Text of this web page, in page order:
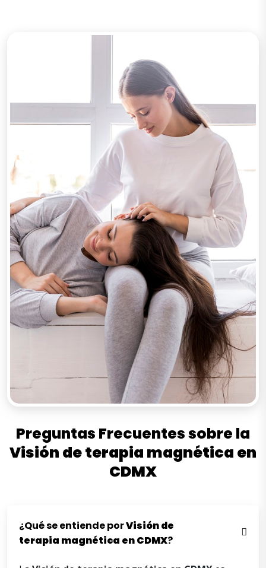
Preguntas Frecuentes sobre la
Visión deterapia magnética en
CDMX
¿Qué se entiende porVisiónde
terapia magnética enCDMX?